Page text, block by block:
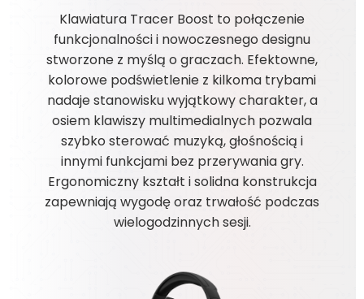
Klawiatura Tracer Boost to połączenie
funkcjonalności i nowoczesnego designu
stworzone z myślą o graczach. Efektowne,
kolorowe podświetlenie z kilkoma trybami
nadaje stanowisku wyjątkowy charakter, a
osiem klawiszy multimedialnych pozwala
szybko sterować muzyką, głośnością i
innymi funkcjami bez przerywania gry.
Ergonomiczny kształt i solidna konstrukcja
zapewniają wygodę oraz trwałość podczas
wielogodzinnych sesji.